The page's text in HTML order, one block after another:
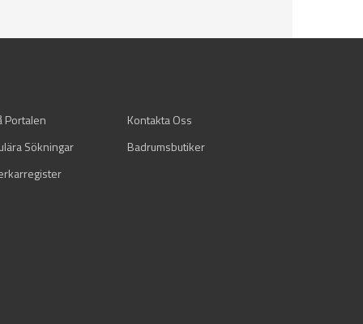
Portalen
Kontakta Oss
Sökningar
Badrumsbutiker